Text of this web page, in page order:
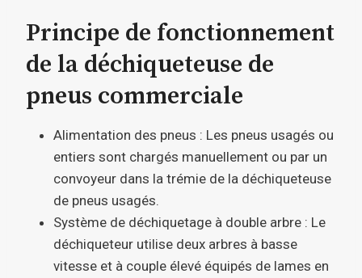
Principe de fonctionnement
de la déchiqueteuse de
pneus commerciale
Alimentation des pneus : Les pneus usagés ou
entiers sont chargés manuellement ou par un
convoyeur dans la trémie de la déchiqueteuse
de pneus usagés.
Système de déchiquetage à double arbre : Le
déchiqueteur utilise deux arbres à basse
vitesse et à couple élevé équipés de lames en